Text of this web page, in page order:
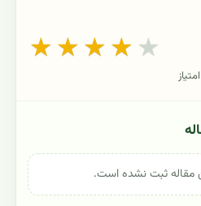
★ ★ ★ ★ ★
مقاله ثبت نشده است.